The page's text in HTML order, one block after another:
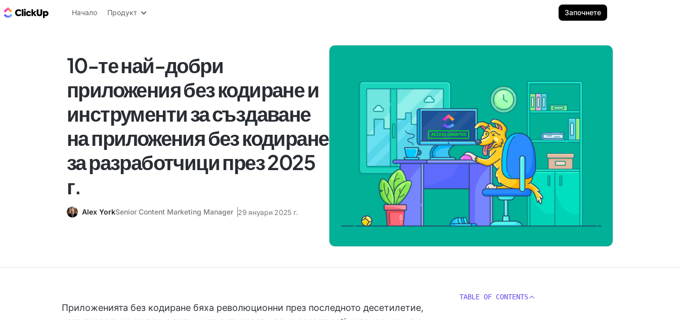
ClickUp блог
Начало Продукт Започнете
10-те най-добри
приложения без кодиране и
инструменти за създаване
на приложения без кодиране
за разработчици през 2025
г.
Alex YorkSenior Content Marketing Manager 29 януари 2025 г.
Приложенията без кодиране бяха революционни през последното десетилетие,
TABLE OF CONTENTS